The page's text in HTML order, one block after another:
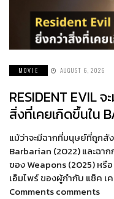
MOVIE AUGUST 6, 2026
RESIDENT EVIL
สิ่งที่เคยเกิดขึ้นใน
แม้ว่าจะมีฉากที่มนุษย์ที่ถูกสั
Barbarian (2022) และฉา
ของ Weapons (2025) ห
เอ็มไพร์ ของผู้กำกับ แซ็ค เ
Comments comments